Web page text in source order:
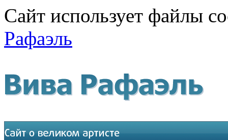
Сайт использует файлы
Рафаэль